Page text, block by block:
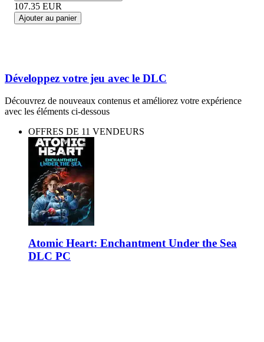
107.35 EUR
Ajouter au panier
Développez votre jeu avec le DLC
Découvrez de nouveaux contenus et améliorez votre expérience
avec les éléments ci-dessous
OFFRES DE 11 VENDEURS
Atomic Heart: Enchantment Under the Sea
DLC PC